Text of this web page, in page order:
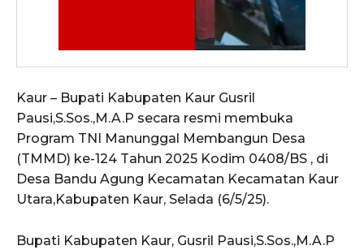
Kaur – Bupati Kabupaten Kaur Gusril
Pausi,S.Sos.,M.A.P secara resmi membuka
Program TNI Manunggal Membangun Desa
(TMMD) ke-124 Tahun 2025 Kodim 0408/BS , di
Desa Bandu Agung Kecamatan Kecamatan Kaur
Utara,Kabupaten Kaur, Selada (6/5/25).
Bupati Kabupaten Kaur, Gusril Pausi,S.Sos.,M.A.P